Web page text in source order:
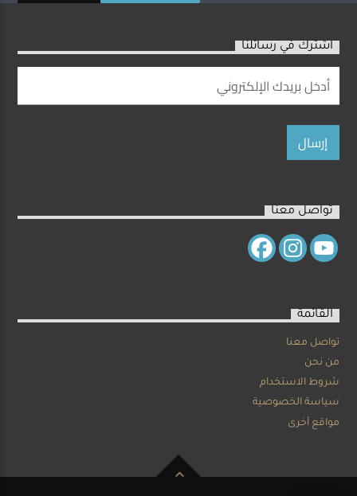
اشترك في رسائلنا
تواصل معنا
القائمة
تواصل معنا
من نحن
شروط الاستخدام
سياسة الخصوصية
مواقع أخرى